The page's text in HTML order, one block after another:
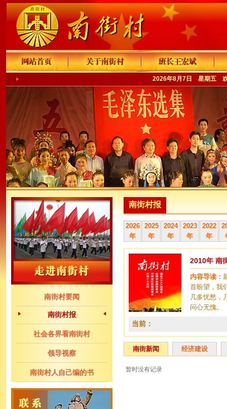
2026年8月7日 星期五
南街村要闻
南街村报
社会各界看南街村
领导视察
南街村人自己编的书
南街村报
2026
年
2025
年
2024
年
2023
年
2022
年
2010年 南
内容导读：
首盼望，我
几多忧愁，
问心无愧。
当前：
南街新闻 经济建设
暂时没有记录